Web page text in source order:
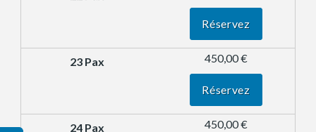
Réservez
450,00 €
Réservez
450,00 €